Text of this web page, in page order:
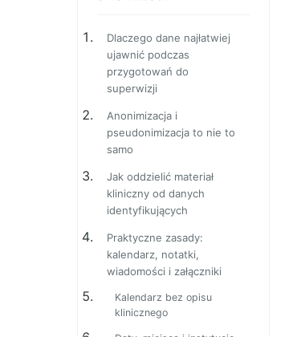
Dlaczego dane najłatwiej
ujawnić podczas
przygotowań do
superwizji
Anonimizacja i
pseudonimizacja to nie to
samo
Jak oddzielić materiał
kliniczny od danych
identyfikujących
Praktyczne zasady:
kalendarz, notatki,
wiadomości i załączniki
Kalendarz bez opisu
klinicznego